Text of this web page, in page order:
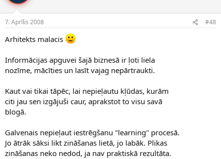
7. Aprīlis 2008 #48
Arhitekts malacis
Informācijas apguvei šajā biznesā ir ļoti liela
nozīme, mācīties un lasīt vajag nepārtraukti.
Kaut vai tikai tāpēc, lai nepieļautu kļūdas, kurām
citi jau sen izgājuši caur, aprakstot to visu savā
blogā.
Galvenais nepieļaut iestrēgšanu "learning" procesā.
Jo ātrāk sāksi likt zināšanas lietā, jo labāk. Plikas
zināšanas neko nedod, ja nav praktiskā rezultāta.